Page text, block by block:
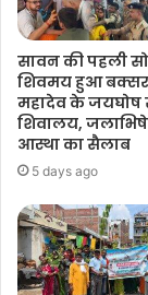
सावन की पहली
शिवमय हुआ
महादेव के
शिवालय,
आस्था का सैलाब
5 days ago